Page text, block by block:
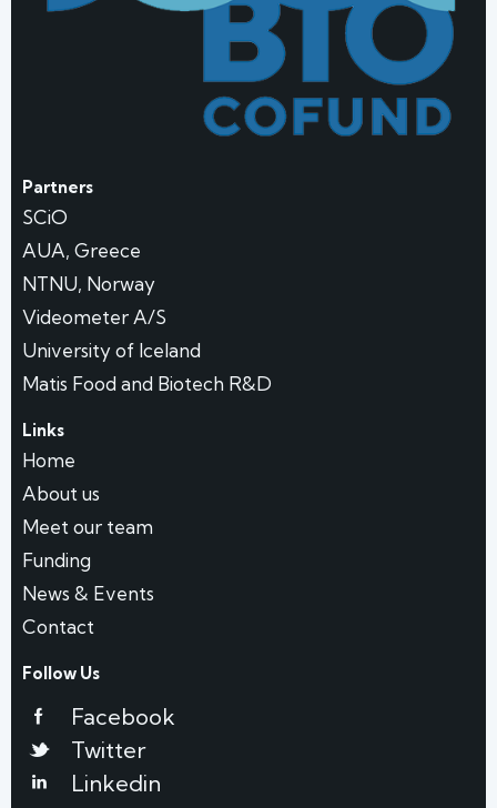
Partners
SCiO
AUA, Greece
NTNU, Norway
Videometer A/S
University of Iceland
Matis Food and Biotech R&D
Links
Home
About us
Meet our team
Funding
News & Events
Contact
Follow Us
Facebook
Twitter
Linkedin